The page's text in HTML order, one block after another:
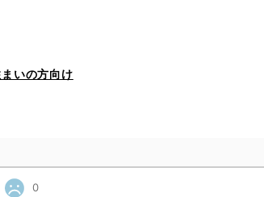
いの方向け
0